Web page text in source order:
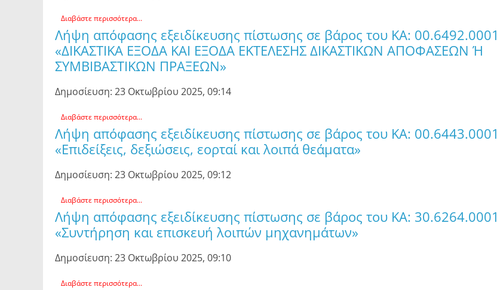
Διαβάστε περισσότερα...
Λήψη απόφασης εξειδίκευσης πίστωσης σε βάρος του ΚΑ: 00.6492.0001
«ΔΙΚΑΣΤΙΚΑ ΕΞΟΔΑ ΚΑΙ ΕΞΟΔΑ ΕΚΤΕΛΕΣΗΣ ΔΙΚΑΣΤΙΚΩΝ ΑΠΟΦΑΣΕΩΝ Ή
ΣΥΜΒΙΒΑΣΤΙΚΩΝ ΠΡΑΞΕΩΝ»
Δημοσίευση: 23 Οκτωβρίου 2025, 09:14
Διαβάστε περισσότερα...
Λήψη απόφασης εξειδίκευσης πίστωσης σε βάρος του ΚΑ: 00.6443.0001
«Επιδείξεις, δεξιώσεις, εορταί και λοιπά θεάματα»
Δημοσίευση: 23 Οκτωβρίου 2025, 09:12
Διαβάστε περισσότερα...
Λήψη απόφασης εξειδίκευσης πίστωσης σε βάρος του ΚΑ: 30.6264.0001
«Συντήρηση και επισκευή λοιπών μηχανημάτων»
Δημοσίευση: 23 Οκτωβρίου 2025, 09:10
Διαβάστε περισσότερα...